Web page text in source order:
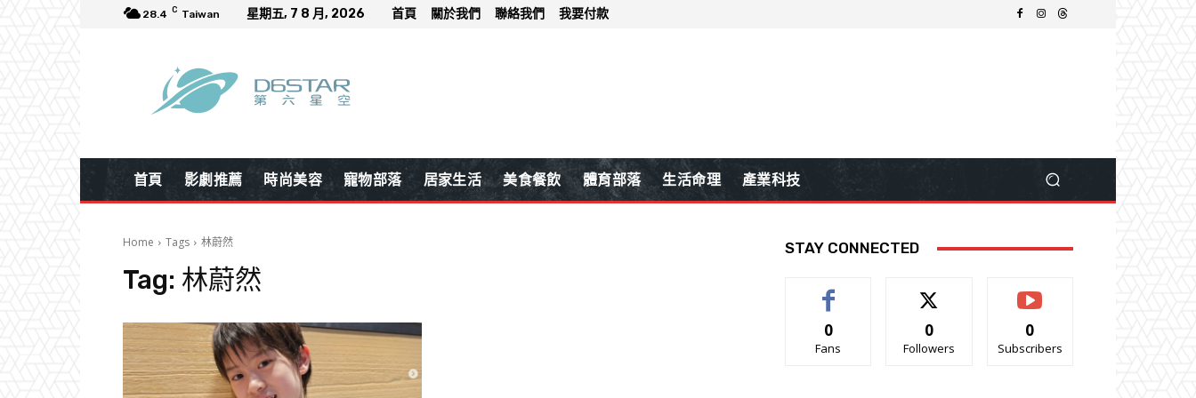
28.4 C Taiwan 星期五, 7 8 月, 2026 首頁 關於我們 聯絡我們 我要付款
首頁 影劇推薦 時尚美容 寵物部落 居家生活 美食餐飲 體育部落 生活命理 產業科技
Home Tags 林蔚然
Tag: 林蔚然
STAY CONNECTED
0
Fans
0
Followers
0
Subscribers